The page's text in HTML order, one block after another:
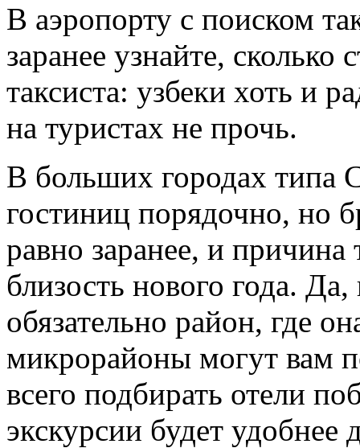
В аэропорту с поиском
заранее узнайте, сколько
таксиста: узбеки хоть и
на туристах не прочь.
В больших городах типа
гостиниц порядочно, но
равно заранее, и
близость нового года.
обязательно район, где
микрорайоны могут вам
всего подбирать отели
экскурсии будет удобнее